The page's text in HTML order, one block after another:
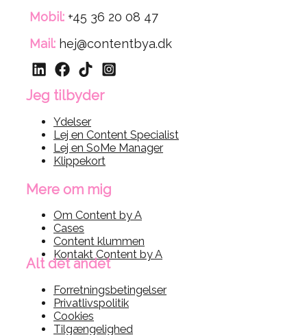
Mobil: +45 36 20 08 47
Mail: hej@contentbya.dk
Jeg tilbyder
Ydelser
Lej en Content Specialist
Lej en SoMe Manager
Klippekort
Mere om mig
Om Content by A
Cases
Content klummen
Kontakt Content by A
Alt det andet
Forretningsbetingelser
Privatlivspolitik
Cookies
Tilgængelighed